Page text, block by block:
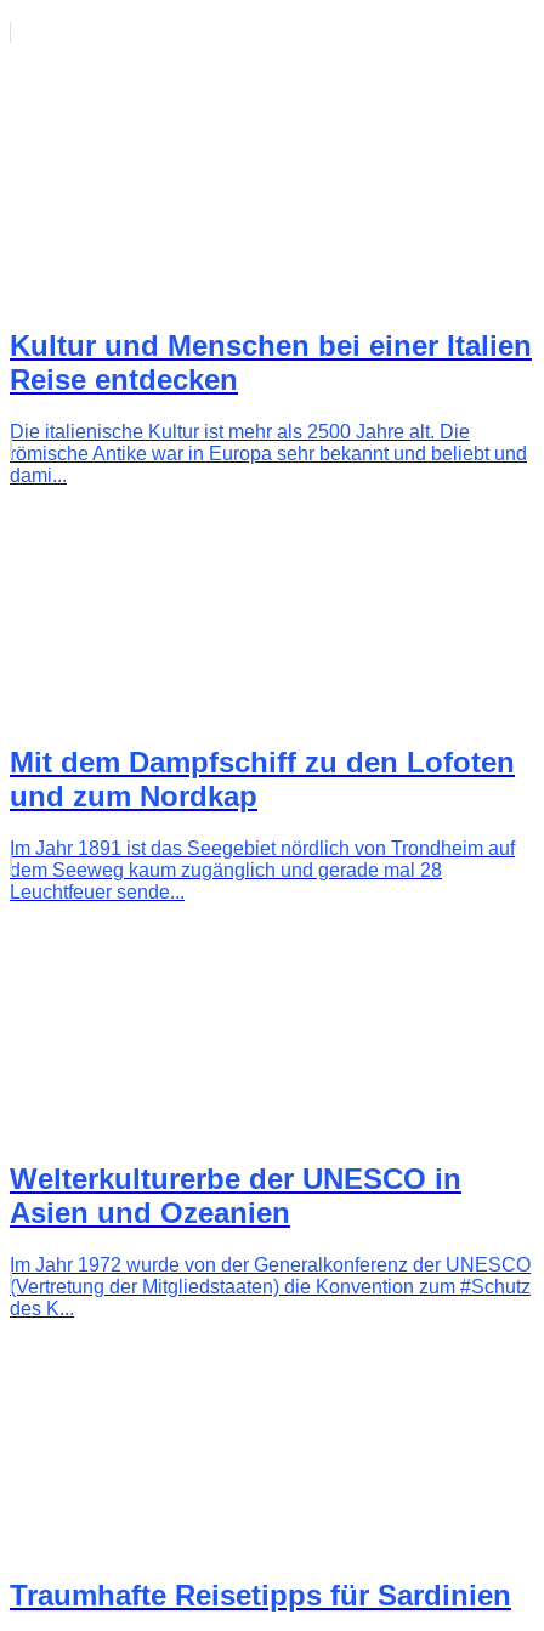
Kultur und Menschen bei einer Italien
Reise entdecken
Die italienische Kultur ist mehr als 2500 Jahre alt. Die
römische Antike war in Europa sehr bekannt und beliebt und
dami...
Mit dem Dampfschiff zu den Lofoten
und zum Nordkap
Im Jahr 1891 ist das Seegebiet nördlich von Trondheim auf
dem Seeweg kaum zugänglich und gerade mal 28
Leuchtfeuer sende...
Welterkulturerbe der UNESCO in
Asien und Ozeanien
Im Jahr 1972 wurde von der Generalkonferenz der UNESCO
(Vertretung der Mitgliedstaaten) die Konvention zum #Schutz
des K...
Traumhafte Reisetipps für Sardinien